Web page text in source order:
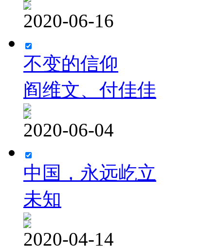
2020-06-16
不变的信仰
阎维文、付佳佳
2020-06-04
中国，永远屹立
未知
2020-04-14